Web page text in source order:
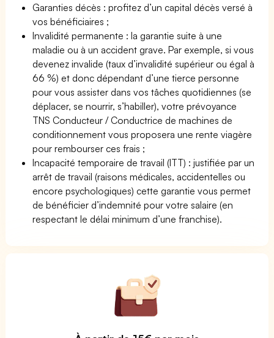
Garanties décès : profitez d’un capital décès versé à
vos bénéficiaires ;
Invalidité permanente : la garantie suite à une
maladie ou à un accident grave. Par exemple, si vous
devenez invalide (taux d’invalidité supérieur ou égal à
66 %) et donc dépendant d’une tierce personne
pour vous assister dans vos tâches quotidiennes (se
déplacer, se nourrir, s’habiller), votre prévoyance
TNS Conducteur / Conductrice de machines de
conditionnement vous proposera une rente viagère
pour rembourser ces frais ;
Incapacité temporaire de travail (ITT) : justifiée par un
arrêt de travail (raisons médicales, accidentelles ou
encore psychologiques) cette garantie vous permet
de bénéficier d’indemnité pour votre salaire (en
respectant le délai minimum d’une franchise).